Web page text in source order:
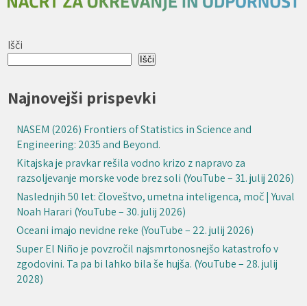
Išči
Išči
Najnovejši prispevki
NASEM (2026) Frontiers of Statistics in Science and
Engineering: 2035 and Beyond.
Kitajska je pravkar rešila vodno krizo z napravo za
razsoljevanje morske vode brez soli (YouTube – 31. julij 2026)
Naslednjih 50 let: človeštvo, umetna inteligenca, moč | Yuval
Noah Harari (YouTube – 30. julij 2026)
Oceani imajo nevidne reke (YouTube – 22. julij 2026)
Super El Niño je povzročil najsmrtonosnejšo katastrofo v
zgodovini. Ta pa bi lahko bila še hujša. (YouTube – 28. julij
2028)